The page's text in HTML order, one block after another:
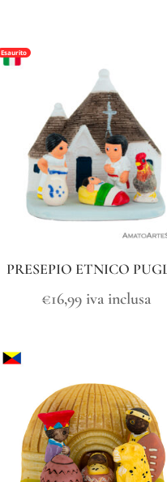
Esaurito
PRESEPIO ETNICO
€16,99 iva inclusa